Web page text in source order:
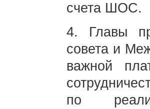
счета ШОС.
4. Главы
совета и
важной
по